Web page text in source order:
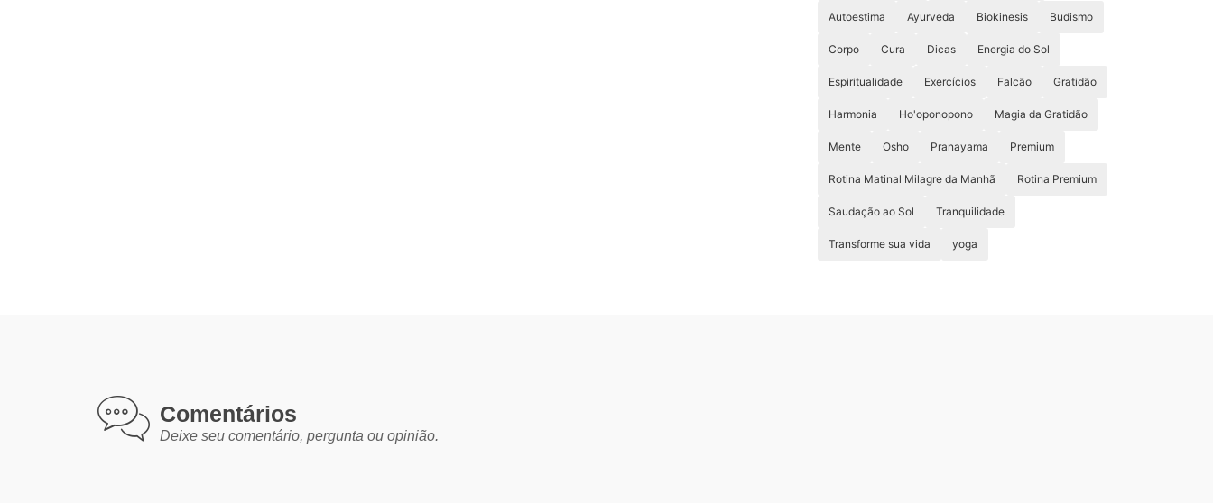
Autoestima Ayurveda Biokinesis Budismo
Corpo Cura Dicas Energia do Sol
Espiritualidade Exercícios Falcão Gratidão
Harmonia Ho'oponopono Magia da Gratidão
Mente Osho Pranayama Premium
Rotina Matinal Milagre da Manhã Rotina Premium
Saudação ao Sol Tranquilidade
Transforme sua vida yoga
Comentários
Deixe seu comentário, pergunta ou opinião.